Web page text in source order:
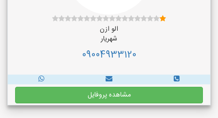
الو ازن
شهریار
09004933120
مشاهده پروفایل